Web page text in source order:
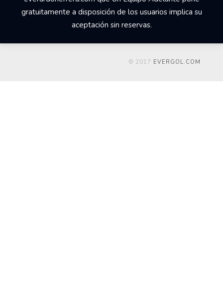
gratuitamente a disposición de los usuarios implica su
aceptación sin reservas.
© 2017 EVERGOL.COM